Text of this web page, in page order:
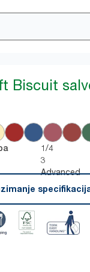
Biscuit
1/4
3
Advanced